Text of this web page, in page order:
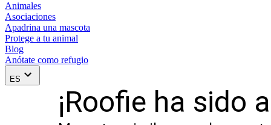
Animales
Asociaciones
Apadrina una mascota
Protege a tu animal
Blog
Anótate como refugio
ES
¡Roofie ha sido